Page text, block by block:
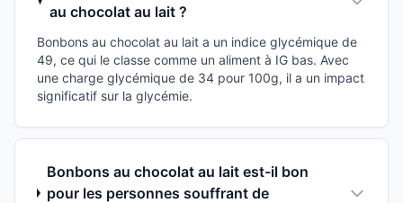
au chocolat au lait ?
Bonbons au chocolat au lait a un indice glycémique de
49, ce qui le classe comme un aliment à IG bas. Avec
une charge glycémique de 34 pour 100g, il a un impact
significatif sur la glycémie.
Bonbons au chocolat au lait est-il bon
pour les personnes souffrant de